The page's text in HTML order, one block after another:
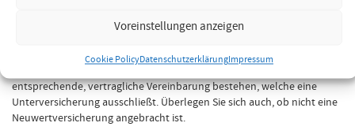
Voreinstellungen anzeigen
Cookie PolicyDatenschutzerklärungImpressum
Wichtig ist für Sie, dass Sie nicht unterversichert sind. Hier müssen Sie
entsprechende, vertragliche Vereinbarung bestehen, welche eine
Unterversicherung ausschließt. Überlegen Sie sich auch, ob nicht eine
Neuwertversicherung angebracht ist.